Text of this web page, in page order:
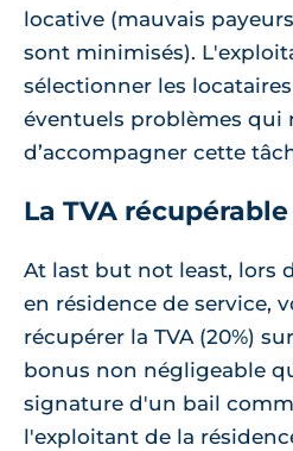
locative (mauvais
sont minimisés).
sélectionner les
éventuels problèmes qui
d’accompagner cette
La TVA récupérable
At last but not least, lors
en résidence de service,
récupérer la TVA (20%)
bonus non négligeable
signature d'un bail
l'exploitant de la